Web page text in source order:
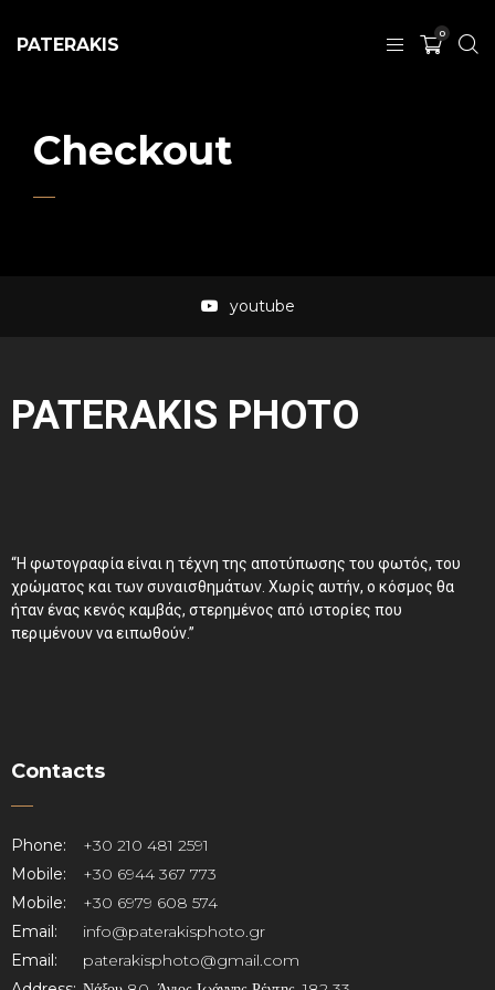
PATERAKIS
0
Checkout
youtube
PATERAKIS PHOTO
“Η φωτογραφία είναι η τέχνη της αποτύπωσης του φωτός, του
χρώματος και των συναισθημάτων. Χωρίς αυτήν, ο κόσμος θα
ήταν ένας κενός καμβάς, στερημένος από ιστορίες που
περιμένουν να ειπωθούν.”
Contacts
Phone:
+30 210 481 2591
Mobile:
+30 6944 367 773
Mobile:
+30 6979 608 574
Email:
info@paterakisphoto.gr
Email:
paterakisphoto@gmail.com